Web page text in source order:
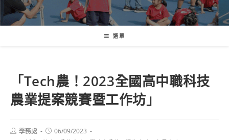
選單
「Tech農！2023全國高中職科技
農業提案競賽暨工作坊」
Post
author:
學務處
Post
published:
06/09/2023